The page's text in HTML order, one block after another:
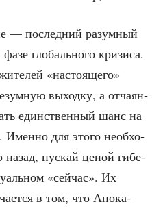
— послед­ний разум­ный
гло­баль­но­го кри­зи­са.
«насто­я­ще­го»
выход­ку, а отча­ян­
един­ствен­ный шанс на
Имен­но для это­го необ­хо­
пус­кай ценой гибе­
«сей­час». Их
в том, что Апо­ка­